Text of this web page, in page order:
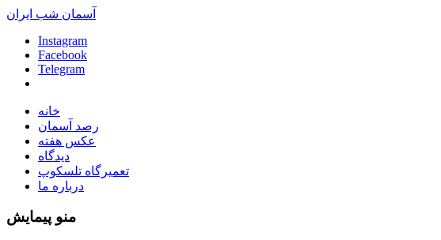
آسمان شب ایران
Instagram
Facebook
Telegram
خانه
رصد آسمان
عکس هفته
دیدگاه
تعمیرگاه تلسکوپ
درباره ما
منو پیمایش